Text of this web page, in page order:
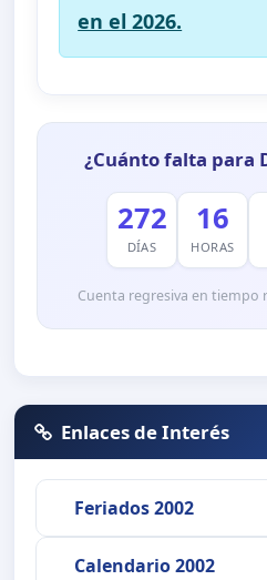
en el 2026.
¿Cuánto falta para
272
DÍAS
16
HORAS
Cuenta regresiva en tiempo
Enlaces de Interés
Feriados 2002
Calendario 2002